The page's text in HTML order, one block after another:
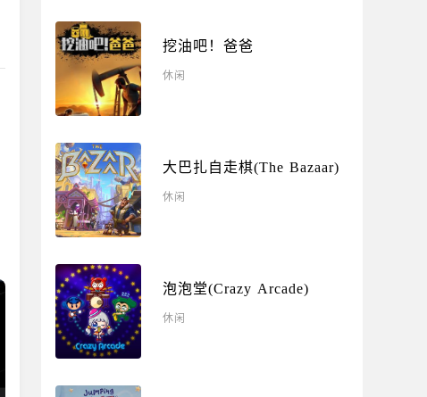
挖油吧！爸爸
休闲
大巴扎自走棋(The Bazaar)
休闲
泡泡堂(Crazy Arcade)
休闲